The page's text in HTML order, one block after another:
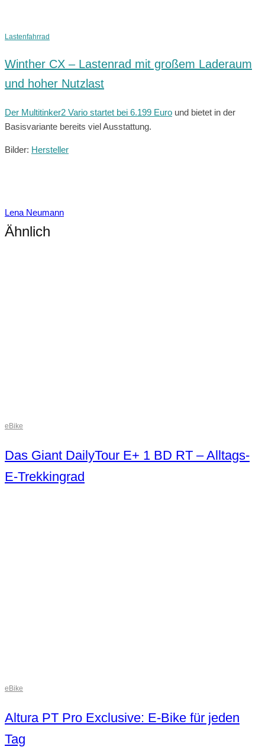
Lastenfahrrad
Winther CX – Lastenrad mit großem Laderaum
und hoher Nutzlast
Der Multitinker2 Vario startet bei 6.199 Euro und bietet in der
Basisvariante bereits viel Ausstattung.
Bilder: Hersteller
Lena Neumann
Ähnlich
eBike
Das Giant DailyTour E+ 1 BD RT – Alltags-
E-Trekkingrad
eBike
Altura PT Pro Exclusive: E-Bike für jeden
Tag